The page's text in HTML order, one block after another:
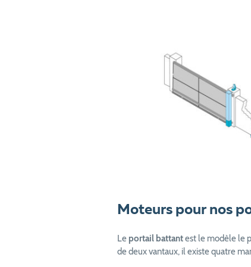
Moteurs pour nos
Le portail battantest le modèle le
de deux vantaux, il existe quatre